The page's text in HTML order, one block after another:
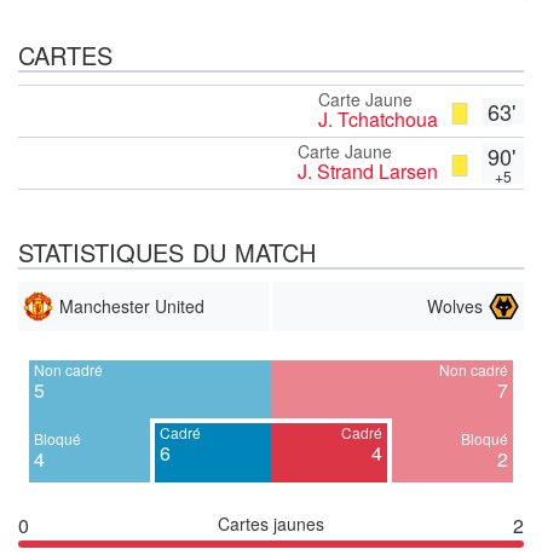
CARTES
63'
Carte Jaune
J. Tchatchoua
90'
+5
Carte Jaune
J. Strand Larsen
STATISTIQUES DU MATCH
Manchester United Wolves
Non cadré
5
Bloqué
4
Cadré
6
Cadré
4
Non cadré
7
Bloqué
2
0 Cartes jaunes 2